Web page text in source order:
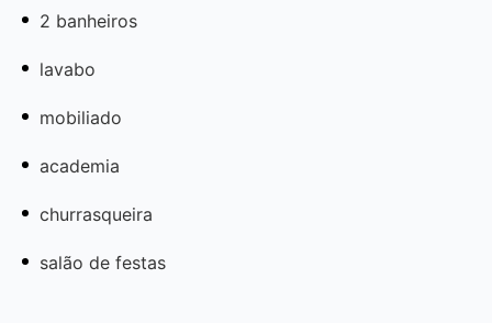
2 banheiros
lavabo
mobiliado
academia
churrasqueira
salão de festas